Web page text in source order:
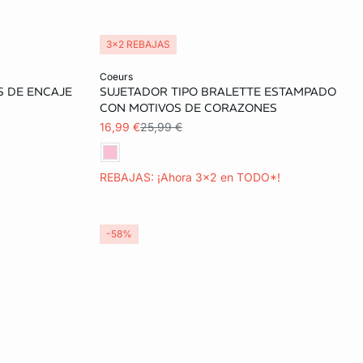
DE ENCAJE
coeurs
SUJETADOR TIPO BRALETTE ESTAMPADO
CON MOTIVOS DE CORAZONES
16,99 €25,99 €
REBAJAS: ¡Ahora 3x2 en TODO*!
3x2 REBAJAS
S M
-58%